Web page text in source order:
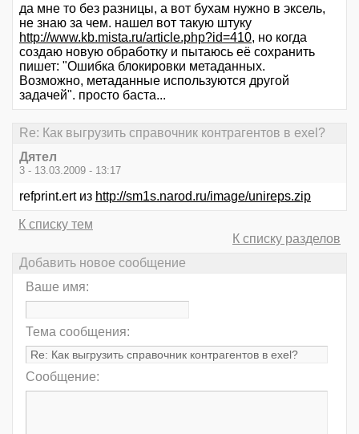
да мне то без разницы, а вот бухам нужно в эксель,
не знаю за чем. нашел вот такую штуку
http://www.kb.mista.ru/article.php?id=410, но когда
создаю новую обработку и пытаюсь её сохранить
пишет: "Ошибка блокировки метаданных.
Возможно, метаданные используются другой
задачей". просто баста...
Re: Как выгрузить справочник контрагентов в exel?
Дятeл
3 - 13.03.2009 - 13:17
refprint.ert из http://sm1s.narod.ru/image/unireps.zip
К списку тем
К списку разделов
Добавить новое сообщение
Ваше имя:
Тема сообщения:
Сообщение: